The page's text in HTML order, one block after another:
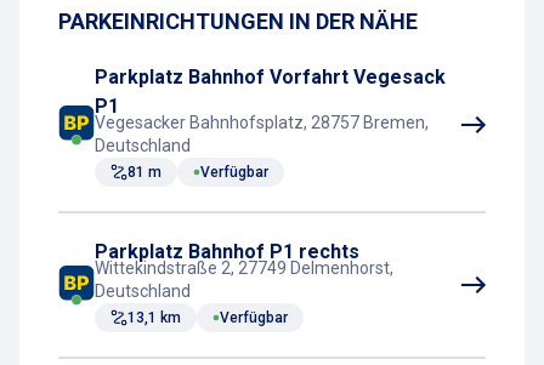
Parkscheinautomat
PARKEINRICHTUNGEN IN DER NÄHE
Parkplatz Bahnhof Vorfahrt Vegesack
P1
Vegesacker Bahnhofsplatz, 28757 Bremen,
Deutschland
81 m Verfügbar
Parkplatz Bahnhof P1 rechts
Wittekindstraße 2, 27749 Delmenhorst,
Deutschland
13,1 km Verfügbar